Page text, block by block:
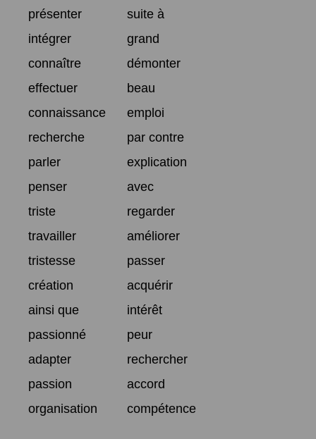
présenter
suite à
intégrer
grand
connaître
démonter
effectuer
beau
connaissance
emploi
recherche
par contre
parler
explication
penser
avec
triste
regarder
travailler
améliorer
tristesse
passer
création
acquérir
ainsi que
intérêt
passionné
peur
adapter
rechercher
passion
accord
organisation
compétence